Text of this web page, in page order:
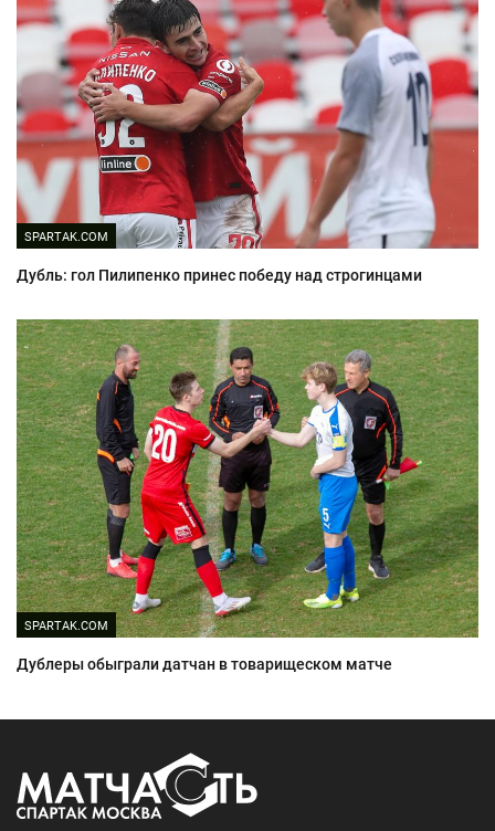
SPARTAK.COM
Дубль: гол Пилипенко принес победу над строгинцами
SPARTAK.COM
Дублеры обыграли датчан в товарищеском матче